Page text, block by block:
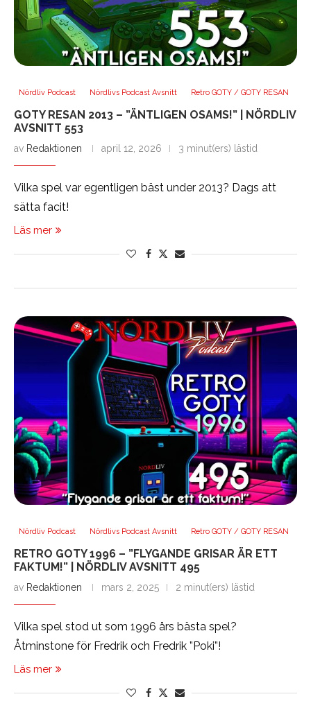
Nördliv Podcast Nördlivs Podcast Avsnitt Retro GOTY / GOTY RESAN
GOTY RESAN 2013 – ”ÄNTLIGEN OSAMS!” | NÖRDLIV
AVSNITT 553
av Redaktionen april 12, 2026 3 minut(ers) lästid
Vilka spel var egentligen bäst under 2013? Dags att
sätta facit!
Läs mer
Nördliv Podcast Nördlivs Podcast Avsnitt Retro GOTY / GOTY RESAN
RETRO GOTY 1996 – ”FLYGANDE GRISAR ÄR ETT
FAKTUM!” | NÖRDLIV AVSNITT 495
av Redaktionen mars 2, 2025 2 minut(ers) lästid
Vilka spel stod ut som 1996 års bästa spel?
Åtminstone för Fredrik och Fredrik ”Poki”!
Läs mer